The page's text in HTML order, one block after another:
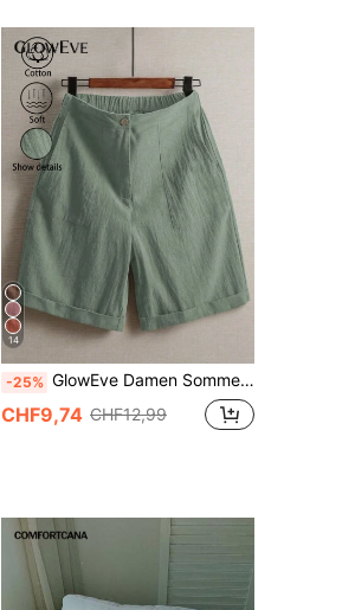
616K
616K
616K
14
-25% GlowEve Damen Sommer Lässig vielseitige einfarbige Leinen Shorts
CHF9,74 CHF12,99